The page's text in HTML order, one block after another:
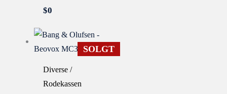
$0
SOLGT
Diverse /
Rodekassen